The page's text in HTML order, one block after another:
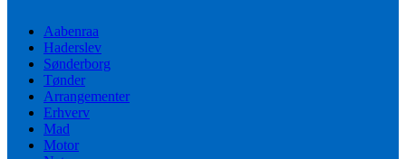
Aabenraa
Haderslev
Sønderborg
Tønder
Arrangementer
Erhverv
Mad
Motor